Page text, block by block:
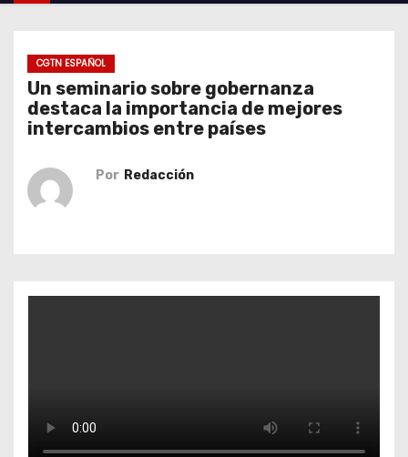
c
CGTN ESPAÑOL
Un seminario sobre gobernanza
destaca la importancia de mejores
intercambios entre países
Por Redacción